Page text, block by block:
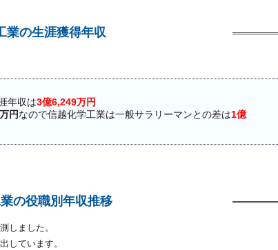
業の生涯獲得年収
年収は3億6,249万円
円なので信越化学工業は一般サラリーマンとの差は1億
の役職別年収推移
しました。
しています。